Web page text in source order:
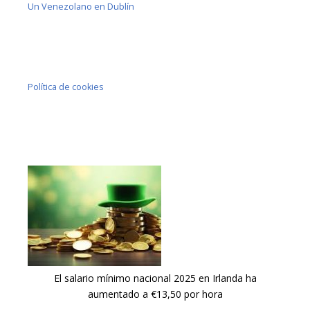
Un Venezolano en Dublín
Política de cookies
El salario mínimo nacional 2025 en Irlanda ha
aumentado a €13,50 por hora